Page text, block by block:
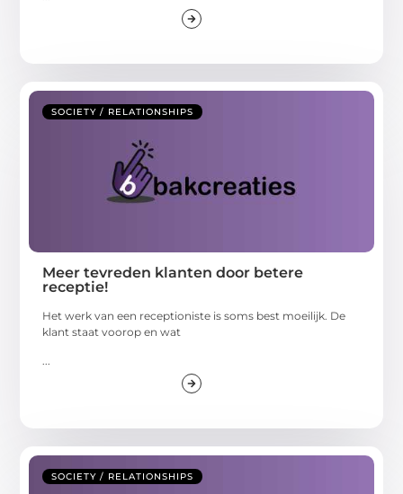
SOCIETY / RELATIONSHIPS
Meer tevreden klanten door betere
receptie!
Het werk van een receptioniste is soms best moeilijk. De
klant staat voorop en wat
...
SOCIETY / RELATIONSHIPS